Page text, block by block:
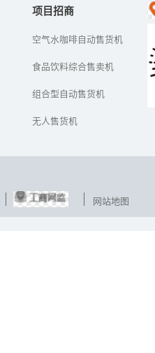
如今，市民越来越注意饮
人越来越多。就算家里不
区里的净水器上打水。那
项目招商
空气水咖啡自动售货机
食品饮料综合售卖机
组合型自动售货机
无人售货机
网站地图